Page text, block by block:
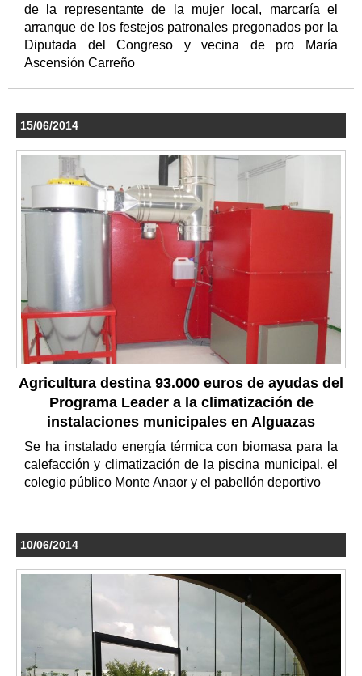
de la representante de la mujer local, marcaría el
arranque de los festejos patronales pregonados por la
Diputada del Congreso y vecina de pro María
Ascensión Carreño
15/06/2014
Agricultura destina 93.000 euros de ayudas del
Programa Leader a la climatización de
instalaciones municipales en Alguazas
Se ha instalado energía térmica con biomasa para la
calefacción y climatización de la piscina municipal, el
colegio público Monte Anaor y el pabellón deportivo
10/06/2014